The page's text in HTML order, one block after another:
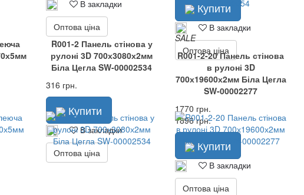
В закладки
Оптова ціна
Купити
В закладки
Оптова ціна
R001-2 Панель стінова у
рулоні 3D 700х3080х2мм
Біла Цегла SW-00002534
316 грн.
Купити
В закладки
Оптова ціна
SALE
R001-2-20 Панель стінова
в рулоні 3D
700х19600х2мм Біла Цегла
SW-00002277
1770 грн.
1896 грн.
Купити
В закладки
Оптова ціна